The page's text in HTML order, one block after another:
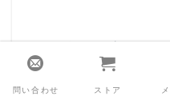
なくオシャレに見える
問い合わせ ストア